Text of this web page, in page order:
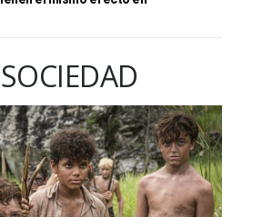
SOCIEDAD